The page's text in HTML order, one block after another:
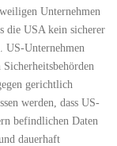
Unternehmen
die USA kein sicherer
US-Unternehmen
gerichtlich
werden, dass US-
befindlichen Daten
dauerhaft